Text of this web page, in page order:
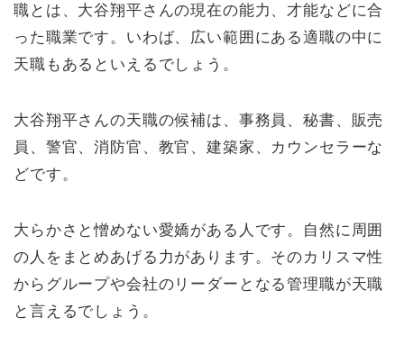
職とは、大谷翔平さんの現在の能力、才能などに合
った職業です。いわば、広い範囲にある適職の中に
天職もあるといえるでしょう。
大谷翔平さんの天職の候補は、事務員、秘書、販売
員、警官、消防官、教官、建築家、カウンセラーな
どです。
大らかさと憎めない愛嬌がある人です。自然に周囲
の人をまとめあげる力があります。そのカリスマ性
からグループや会社のリーダーとなる管理職が天職
と言えるでしょう。